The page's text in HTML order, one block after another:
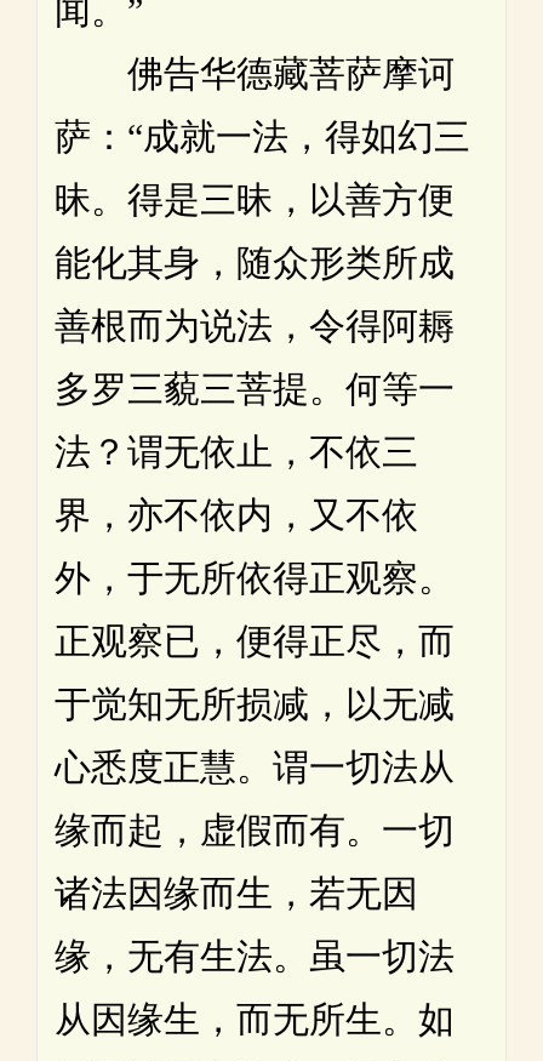
闻。”
佛告华德藏菩萨摩诃
萨：“成就一法，得如幻三
昧。得是三昧，以善方便
能化其身，随众形类所成
善根而为说法，令得阿耨
多罗三藐三菩提。何等一
法？谓无依止，不依三
界，亦不依内，又不依
外，于无所依得正观察。
正观察已，便得正尽，而
于觉知无所损减，以无减
心悉度正慧。谓一切法从
缘而起，虚假而有。一切
诸法因缘而生，若无因
缘，无有生法。虽一切法
从因缘生，而无所生。如